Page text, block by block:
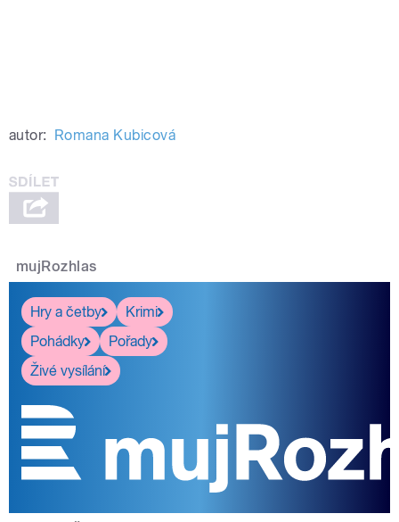
autor: Romana Kubicová
mujRozhlas
Hry a četby
Krimi
Pohádky
Pořady
Živé vysílání